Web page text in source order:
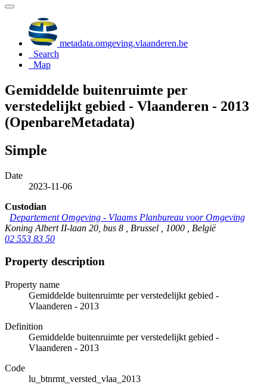
metadata.omgeving.vlaanderen.be
Search
Map
Gemiddelde buitenruimte per
verstedelijkt gebied - Vlaanderen - 2013
(OpenbareMetadata)
Simple
Date
2023-11-06
Custodian
Departement Omgeving - Vlaams Planbureau voor Omgeving
Koning Albert II-laan 20, bus 8 , Brussel , 1000 , België
02 553 83 50
Property description
Property name
Gemiddelde buitenruimte per verstedelijkt gebied -
Vlaanderen - 2013
Definition
Gemiddelde buitenruimte per verstedelijkt gebied -
Vlaanderen - 2013
Code
lu_btnrmt_versted_vlaa_2013